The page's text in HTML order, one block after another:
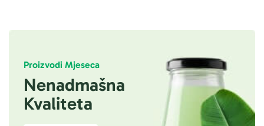
Proizvodi Mjeseca
Nenadmašna
Kvaliteta